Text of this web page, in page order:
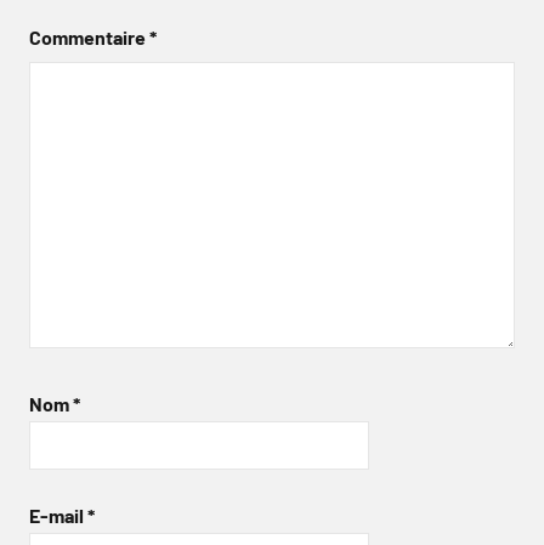
Commentaire*
Nom*
E-mail *